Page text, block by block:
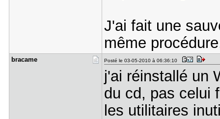
J'ai fait une
même
bracame Posté le 03-05-2010 à 06:36:10
j'ai réinstallé un
du cd, pas celui
les utilitaires